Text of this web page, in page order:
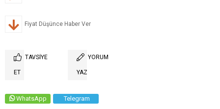
Fiyat Düşünce Haber Ver
TAVSIYE
ET
YORUM
YAZ
WhatsApp Telegram